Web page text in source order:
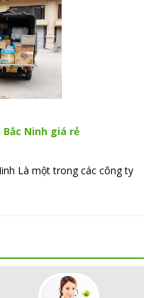
Ninh giá rẻ
Là một trong các công ty